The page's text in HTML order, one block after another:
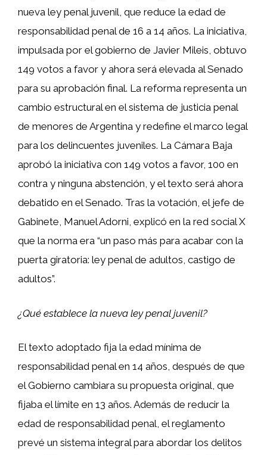
nueva ley penal juvenil, que reduce la edad de
responsabilidad penal de 16 a 14 años. La iniciativa,
impulsada por el gobierno de Javier Mileis, obtuvo
149 votos a favor y ahora será elevada al Senado
para su aprobación final. La reforma representa un
cambio estructural en el sistema de justicia penal
de menores de Argentina y redefine el marco legal
para los delincuentes juveniles. La Cámara Baja
aprobó la iniciativa con 149 votos a favor, 100 en
contra y ninguna abstención, y el texto será ahora
debatido en el Senado. Tras la votación, el jefe de
Gabinete, Manuel Adorni, explicó en la red social X
que la norma era “un paso más para acabar con la
puerta giratoria: ley penal de adultos, castigo de
adultos”.
¿Qué establece la nueva ley penal juvenil?
El texto adoptado fija la edad mínima de
responsabilidad penal en 14 años, después de que
el Gobierno cambiara su propuesta original, que
fijaba el límite en 13 años. Además de reducir la
edad de responsabilidad penal, el reglamento
prevé un sistema integral para abordar los delitos